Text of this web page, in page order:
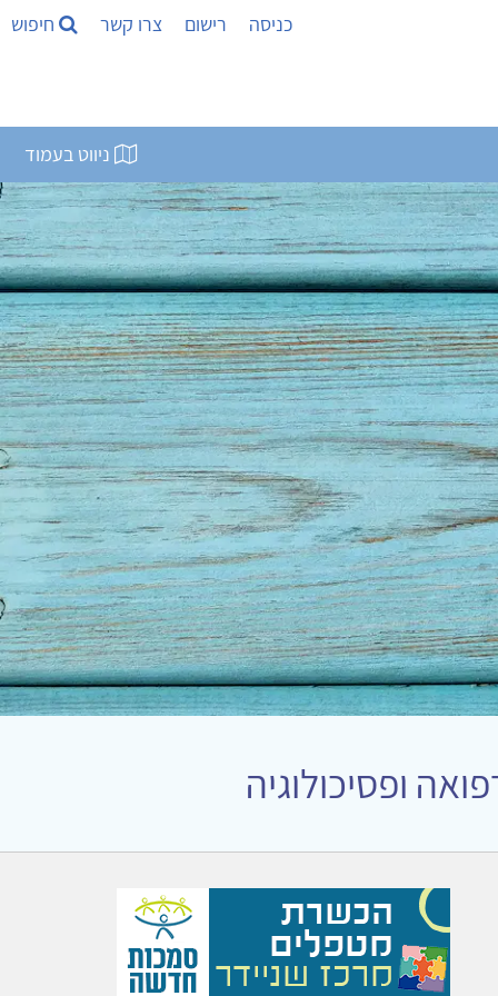
כניסה רישום צרו קשר חיפוש
ניווט בעמוד
ופסיכולוגיה